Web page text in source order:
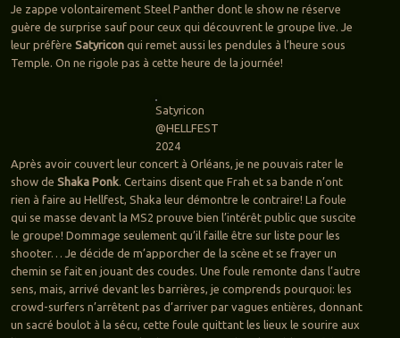
Je zappe volontairement Steel Panther dont le show ne réserve
guère de surprise sauf pour ceux qui découvrent le groupe live. Je
leur préfère Satyricon qui remet aussi les pendules à l’heure sous
Temple. On ne rigole pas à cette heure de la journée!
Satyricon
@HELLFEST
2024
Après avoir couvert leur concert à Orléans, je ne pouvais rater le
show de Shaka Ponk. Certains disent que Frah et sa bande n’ont
rien à faire au Hellfest, Shaka leur démontre le contraire! La foule
qui se masse devant la MS2 prouve bien l’intérêt public que suscite
le groupe! Dommage seulement qu’il faille être sur liste pour les
shooter… Je décide de m’apporcher de la scène et se frayer un
chemin se fait en jouant des coudes. Une foule remonte dans l’autre
sens, mais, arrivé devant les barrières, je comprends pourquoi: les
crowd-surfers n’arrêtent pas d’arriver par vagues entières, donnant
un sacré boulot à la sécu, cette foule quittant les lieux le sourire aux